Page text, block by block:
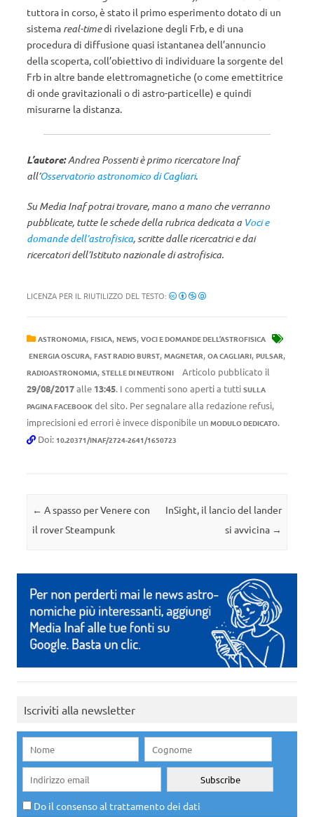
tuttora in corso, è stato il primo esperimento dotato di un
sistema real-timedi rivelazione degli Frb, e di una
procedura di diffusione quasi istantanea dell’annuncio
della scoperta, coll’obiettivo di individuare la sorgente del
Frb in altre bande elettromagnetiche (o come emettitrice
di onde gravitazionali o di astro-particelle) e quindi
misurarne la distanza.
L’autore:Andrea Possenti è primo ricercatore Inaf
all’Osservatorio astronomico di Cagliari.
Su Media Inaf potrai trovare, mano a mano che verranno
pubblicate, tutte le schede della rubrica dedicata a Voci e
domande dell’astrofisica, scritte dalle ricercatrici e dai
ricercatori dell’Istituto nazionale di astrofisica.
LICENZA PER IL RIUTILIZZO DEL TESTO:
ASTRONOMIA, FISICA, NEWS, VOCI E DOMANDE DELL’ASTROFISICA
ENERGIA OSCURA, FAST RADIO BURST, MAGNETAR, OA CAGLIARI, PULSAR,
RADIOASTRONOMIA, STELLE DI NEUTRONI
Articolo pubblicato il
29/08/2017alle 13:45. I commenti sono aperti a tutti SULLA
PAGINA FACEBOOK del sito. Per segnalare alla redazione refusi,
imprecisioni ed errori è invece disponibile un MODULO DEDICATO.
Doi: 10.20371/INAF/2724-2641/1650723
Navigazione articolo
← A spasso per Venere con
il rover Steampunk
InSight, il lancio del lander
si avvicina →
Iscriviti alla newsletter
Do il consenso al trattamento dei dati